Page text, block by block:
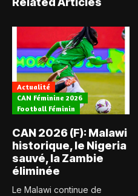
Actualité
CAN Féminine 2026
Football Féminin
CAN 2026 (F): Malawi
historique, le Nigeria
sauvé, la Zambie
éliminée
Le Malawi continue de